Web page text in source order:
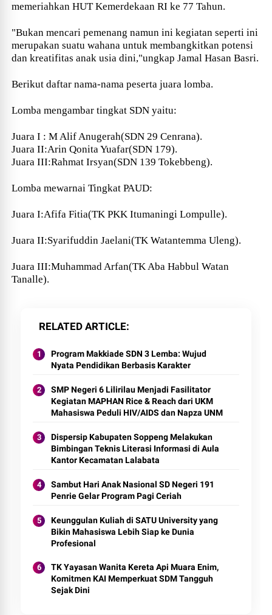
memeriahkan HUT Kemerdekaan RI ke 77 Tahun.
"Bukan mencari pemenang namun ini kegiatan seperti ini
merupakan suatu wahana untuk membangkitkan potensi
dan kreatifitas anak usia dini,"ungkap Jamal Hasan Basri.
Berikut daftar nama-nama peserta juara lomba.
Lomba mengambar tingkat SDN yaitu:
Juara I : M Alif Anugerah(SDN 29 Cenrana).
Juara II:Arin Qonita Yuafar(SDN 179).
Juara III:Rahmat Irsyan(SDN 139 Tokebbeng).
Lomba mewarnai Tingkat PAUD:
Juara I:Afifa Fitia(TK PKK Itumaningi Lompulle).
Juara II:Syarifuddin Jaelani(TK Watantemma Uleng).
Juara III:Muhammad Arfan(TK Aba Habbul Watan
Tanalle).
RELATED ARTICLE
Program Makkiade SDN 3 Lemba: Wujud
Nyata Pendidikan Berbasis Karakter
SMP Negeri 6 Lilirilau Menjadi Fasilitator
Kegiatan MAPHAN Rice & Reach dari UKM
Mahasiswa Peduli HIV/AIDS dan Napza UNM
Dispersip Kabupaten Soppeng Melakukan
Bimbingan Teknis Literasi Informasi di Aula
Kantor Kecamatan Lalabata
Sambut Hari Anak Nasional SD Negeri 191
Penrie Gelar Program Pagi Ceriah
Keunggulan Kuliah di SATU University yang
Bikin Mahasiswa Lebih Siap ke Dunia
Profesional
TK Yayasan Wanita Kereta Api Muara Enim,
Komitmen KAI Memperkuat SDM Tangguh
Sejak Dini